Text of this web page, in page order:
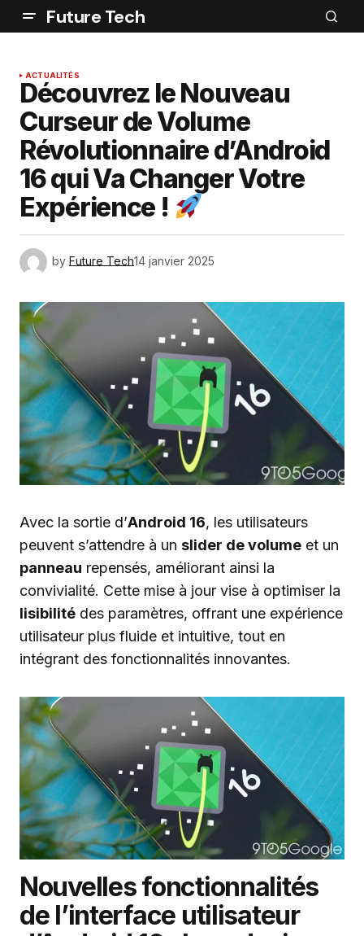
Future Tech
ACTUALITÉS
Découvrez le Nouveau
Curseur de Volume
Révolutionnaire d’Android
16 qui Va Changer Votre
Expérience !
by Future Tech14 janvier 2025
Avec la sortie d’Android 16, les utilisateurs
peuvent s’attendre à un slider de volume et un
panneau repensés, améliorant ainsi la
convivialité. Cette mise à jour vise à optimiser la
lisibilité des paramètres, offrant une expérience
utilisateur plus fluide et intuitive, tout en
intégrant des fonctionnalités innovantes.
Nouvelles fonctionnalités
de l’interface utilisateur